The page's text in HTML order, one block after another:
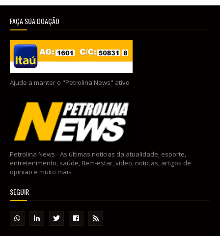
FAÇA SUA DOAÇÃO
Ajude a manter o "Petrolina News" ativo
Petrolina News - As últimas notícias da atualidade, esporte,
entretenimento, saúde, Bem-estar, vídeo, noticias, artigos de
opinião e muito mais
SEGUIR